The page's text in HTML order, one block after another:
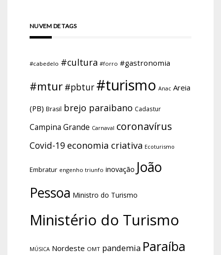
NUVEM DE TAGS
#cabedelo #cultura #forro #gastronomia
#mtur #pbtur #turismo Anac Areia
(PB) Brasil brejo paraibano Cadastur
Campina Grande Carnaval coronavírus
Covid-19 economia criativa Ecoturismo
Embratur engenho triunfo inovação João
Pessoa Ministro do Turismo
Ministério do Turismo
MÚSICA Nordeste OMT pandemia Paraíba